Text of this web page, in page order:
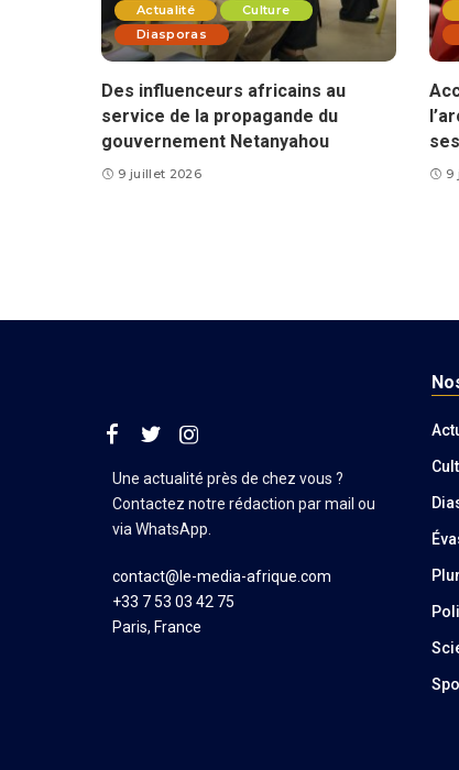
Actualité
Culture
Diasporas
Des influenceurs africains au
service de la propagande du
gouvernement Netanyahou
9 juillet 2026 9
Une actualité près de chez vous ?
Contactez notre rédaction par mail ou
via WhatsApp.
contact@le-media-afrique.com
+33 7 53 03 42 75
Paris, France